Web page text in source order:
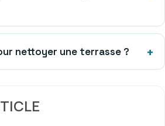
nettoyer une terrasse ?